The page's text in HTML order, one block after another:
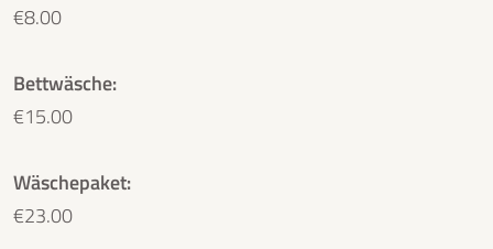
€8.00
Bettwäsche:
€15.00
Wäschepaket:
€23.00